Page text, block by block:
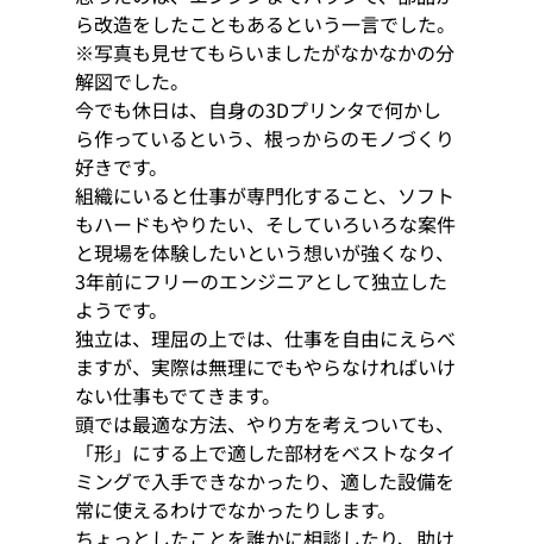
ら改造をしたこともあるという一言でした。
※写真も見せてもらいましたがなかなかの分
解図でした。
今でも休日は、自身の3Dプリンタで何かし
ら作っているという、根っからのモノづくり
好きです。
組織にいると仕事が専門化すること、ソフト
もハードもやりたい、そしていろいろな案件
と現場を体験したいという想いが強くなり、
3年前にフリーのエンジニアとして独立した
ようです。
独立は、理屈の上では、仕事を自由にえらべ
ますが、実際は無理にでもやらなければいけ
ない仕事もでてきます。
頭では最適な方法、やり方を考えついても、
「形」にする上で適した部材をベストなタイ
ミングで入手できなかったり、適した設備を
常に使えるわけでなかったりします。